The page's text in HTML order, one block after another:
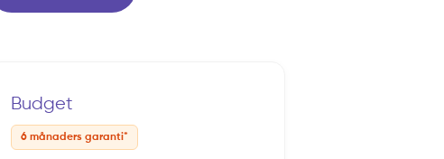
Budget
6 månaders garanti*